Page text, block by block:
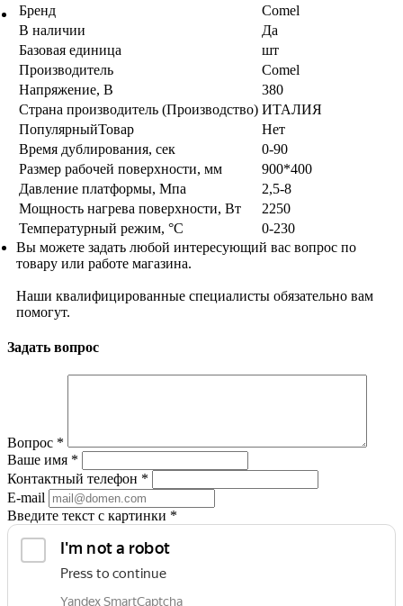
Бренд
Comel
В наличии
Да
Базовая единица
шт
Производитель
Comel
Напряжение, В
380
Страна производитель (Производство) ИТАЛИЯ
ПопулярныйТовар
Нет
Время дублирования, сек
0-90
Размер рабочей поверхности, мм
900*400
Давление платформы, Мпа
2,5-8
Мощность нагрева поверхности, Вт
2250
Температурный режим, °C
0-230
Вы можете задать любой интересующий вас вопрос по
товару или работе магазина.
Наши квалифицированные специалисты обязательно вам
помогут.
Задать вопрос
Вопрос *
Ваше имя *
Контактный телефон *
E-mail
Введите текст с картинки *